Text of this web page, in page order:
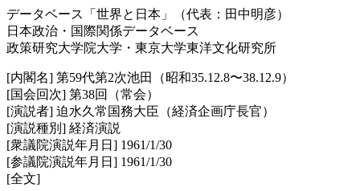
データベース「世界と日本」（代表：田中明彦）
日本政治・国際関係データベース
政策研究大学院大学・東京大学東洋文化研究所
[内閣名] 第59代第2次池田（昭和35.12.8〜38.12.9）
[国会回次] 第38回（常会）
[演説者] 迫水久常国務大臣（経済企画庁長官）
[演説種別] 経済演説
[衆議院演説年月日] 1961/1/30
[参議院演説年月日] 1961/1/30
[全文]